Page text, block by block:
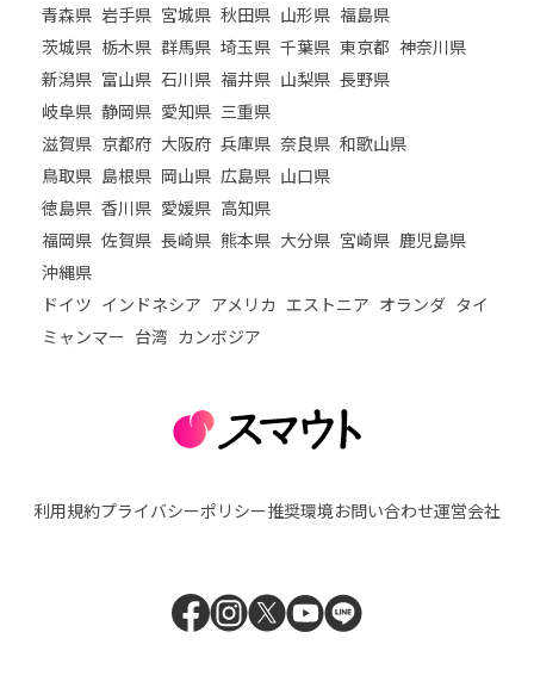
青森県 岩手県 宮城県 秋田県 山形県 福島県
茨城県 栃木県 群馬県 埼玉県 千葉県 東京都 神奈川県
新潟県 富山県 石川県 福井県 山梨県 長野県
岐阜県 静岡県 愛知県 三重県
滋賀県 京都府 大阪府 兵庫県 奈良県 和歌山県
鳥取県 島根県 岡山県 広島県 山口県
徳島県 香川県 愛媛県 高知県
福岡県 佐賀県 長崎県 熊本県 大分県 宮崎県 鹿児島県
沖縄県
ドイツ インドネシア アメリカ エストニア オランダ タイ
ミャンマー 台湾 カンボジア
利用規約プライバシーポリシー推奨環境お問い合わせ運営会社